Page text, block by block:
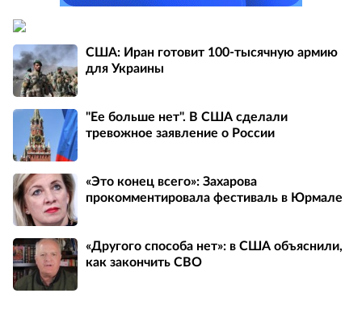
США: Иран готовит 100-тысячную армию
для Украины
"Ее больше нет". В США сделали
тревожное заявление о России
«Это конец всего»: Захарова
прокомментировала фестиваль в Юрмале
«Другого способа нет»: в США объяснили,
как закончить СВО